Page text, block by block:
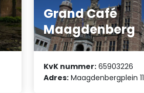
Grand Café
Maagdenberg
KvK nummer: 65903226
Adres: Maagdenbergplein 11